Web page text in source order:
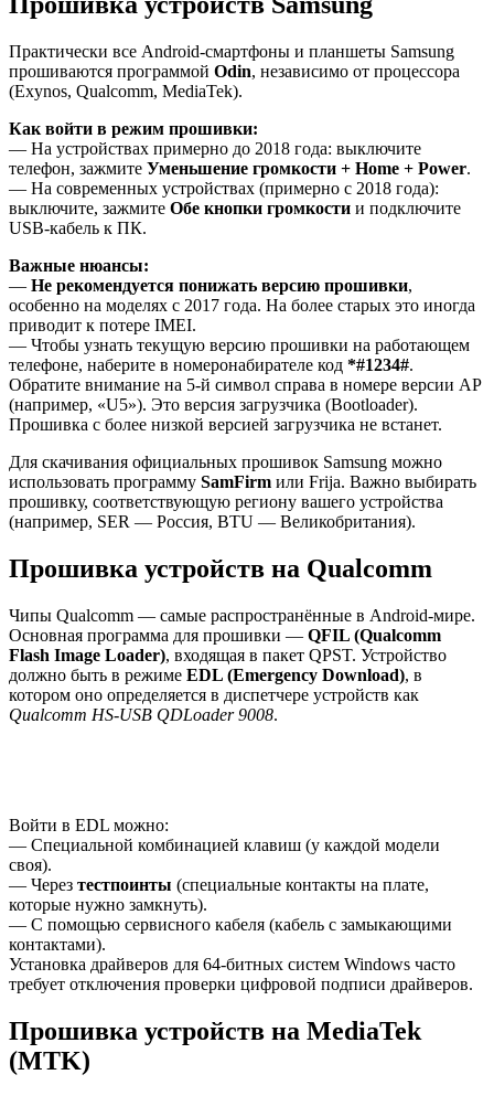
Практически все Android-смартфоны и планшеты Samsung
прошиваются программой Odin, независимо от процессора
(Exynos, Qualcomm, MediaTek).
Как войти в режим прошивки:
— На устройствах примерно до 2018 года: выключите
телефон, зажмите Уменьшение громкости + Home + Power.
— На современных устройствах (примерно с 2018 года):
выключите, зажмите Обе кнопки громкости и подключите
USB-кабель к ПК.
Важные нюансы:
— Не рекомендуется понижать версию прошивки,
особенно на моделях с 2017 года. На более старых это иногда
приводит к потере IMEI.
— Чтобы узнать текущую версию прошивки на работающем
телефоне, наберите в номеронабирателе код *#1234#.
Обратите внимание на 5-й символ справа в номере версии AP
(например, «U5»). Это версия загрузчика (Bootloader).
Прошивка с более низкой версией загрузчика не встанет.
Для скачивания официальных прошивок Samsung можно
использовать программу SamFirm или Frija. Важно выбирать
прошивку, соответствующую региону вашего устройства
(например, SER — Россия, BTU — Великобритания).
Прошивка устройств на Qualcomm
Чипы Qualcomm — самые распространённые в Android-мире.
Основная программа для прошивки — QFIL (Qualcomm
Flash Image Loader), входящая в пакет QPST. Устройство
должно быть в режиме EDL (Emergency Download), в
котором оно определяется в диспетчере устройств как
Qualcomm HS-USB QDLoader 9008.
Войти в EDL можно:
— Специальной комбинацией клавиш (у каждой модели
своя).
— Через тестпоинты (специальные контакты на плате,
которые нужно замкнуть).
— С помощью сервисного кабеля (кабель с замыкающими
контактами).
Установка драйверов для 64-битных систем Windows часто
требует отключения проверки цифровой подписи драйверов.
Прошивка устройств на MediaTek
(MTK)